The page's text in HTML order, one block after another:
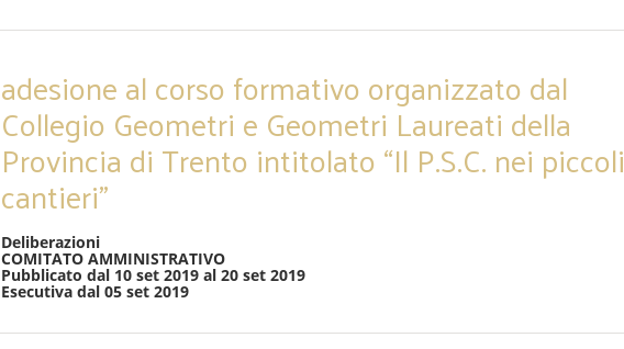
adesione al corso formativo organizzato dal
Collegio Geometri e Geometri Laureati della
Provincia di Trento intitolato “Il P.S.C. nei piccoli
cantieri”
Deliberazioni
COMITATO AMMINISTRATIVO
Pubblicato dal 10 set 2019 al 20 set 2019
Esecutiva dal 05 set 2019